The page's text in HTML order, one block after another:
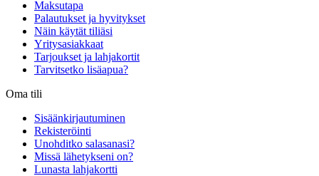
Maksutapa
Palautukset ja hyvitykset
Näin käytät tiliäsi
Yritysasiakkaat
Tarjoukset ja lahjakortit
Tarvitsetko lisäapua?
Oma tili
Sisäänkirjautuminen
Rekisteröinti
Unohditko salasanasi?
Missä lähetykseni on?
Lunasta lahjakortti